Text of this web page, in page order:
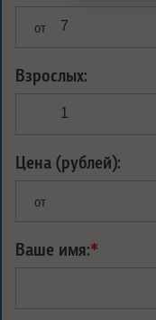
от
Взрослых:
Цена (рублей):
от
Ваше имя:*